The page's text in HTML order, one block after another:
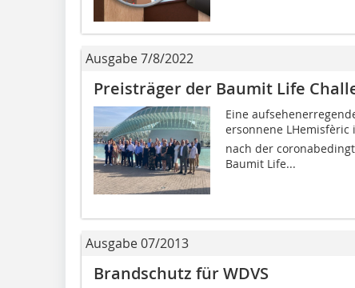
Ausgabe 7/8/2022
Preisträger der Baumit Life
Eine
ersonnene
nach der
Baumit Life...
Ausgabe 07/2013
Brandschutz für WDVS